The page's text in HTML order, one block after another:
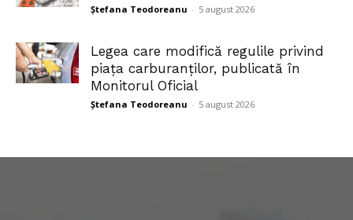
Ștefana Teodoreanu - 5 august 2026
Legea care modifică regulile privind
piața carburanților, publicată în
Monitorul Oficial
Ștefana Teodoreanu - 5 august 2026